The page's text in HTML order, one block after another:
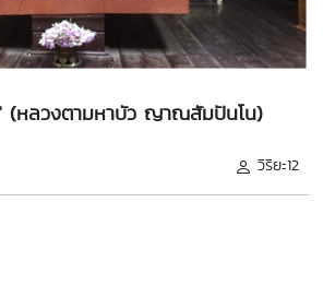
(หลวงตามหาบัว ญาณสัมปันโน)
วิริยะ12